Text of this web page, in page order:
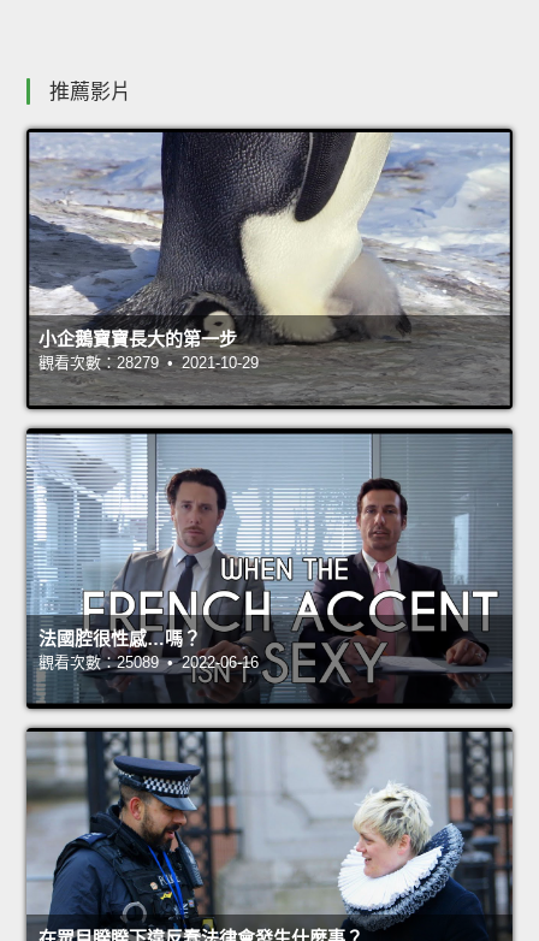
推薦影片
小企鵝寶寶長大的第一步
觀看次數：28279 • 2021-10-29
法國腔很性感…嗎？
觀看次數：25089 • 2022-06-16